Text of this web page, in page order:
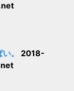
。 2018-